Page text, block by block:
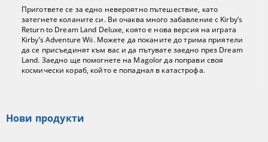
Пригответе се за едно невероятно пътешествие, като
затегнете коланите си. Ви очаква много забавление с Kirby’s
Return to Dream Land Deluxe, която е нова версия на играта
Kirby’s Adventure Wii. Можете да поканите до трима приятели
да се присъединят към вас и да пътувате заедно през Dream
Land. Заедно ще помогнете на Magolor да поправи своя
космически кораб, който е попаднал в катастрофа.
Нови продукти